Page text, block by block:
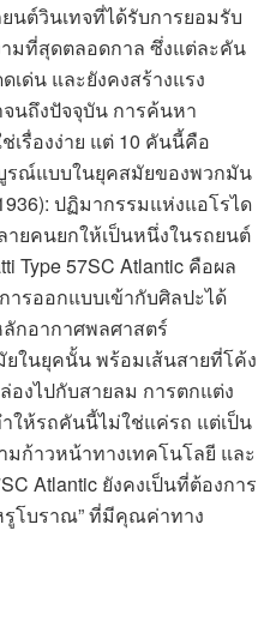
นต์วินเทจที่ได้รับการยอมรับ
ามที่สุดตลอดกาล ซึ่งแต่ละคัน
ด่น และยังคงสร้างแรง
นถึงปัจจุบัน การค้นหา
เรื่องง่าย แต่ 10 คันนี้คือ
รณ์แบบในยุคสมัยของพวกมัน
ปฏิมากรรมแห่งแอโรได
ยคนยกให้เป็นหนึ่งในรถยนต์
Type 57SC Atlantic คือผล
รออกแบบเข้ากับศิลปะได้
กอากาศพลศาสตร์
ยในยุคนั้น พร้อมเส้นสายที่โค้ง
องไปกับสายลม การตกแต่ง
ห้รถคันนี้ไม่ใช่แค่รถ แต่เป็น
ก้าวหน้าทางเทคโนโลยี และ
Atlantic ยังคงเป็นที่ต้องการ
รูโบราณ” ที่มีคุณค่าทาง